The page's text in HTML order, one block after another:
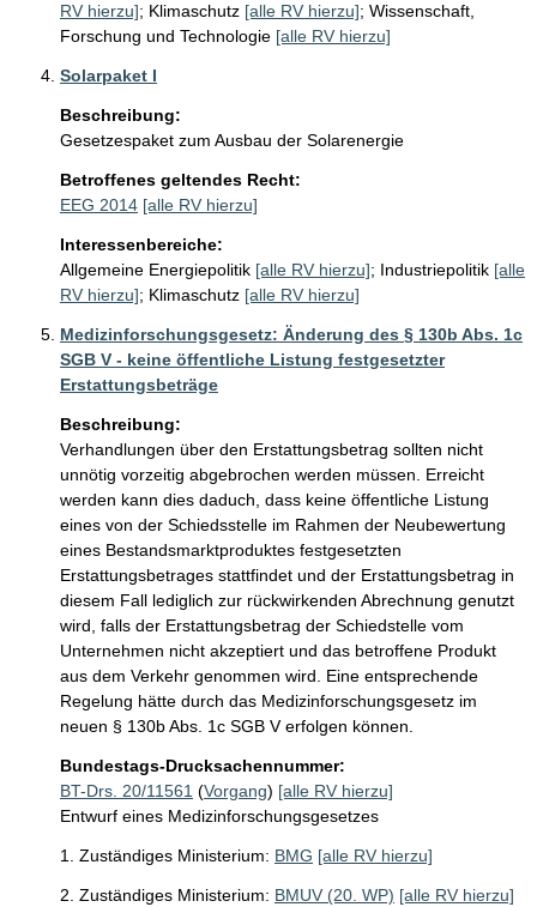
RV hierzu]; Klimaschutz [alle RV hierzu]; Wissenschaft,
Forschung und Technologie [alle RV hierzu]
Solarpaket I
Beschreibung:
Gesetzespaket zum Ausbau der Solarenergie
Betroffenes geltendes Recht:
EEG 2014 [alle RV hierzu]
Interessenbereiche:
Allgemeine Energiepolitik [alle RV hierzu]; Industriepolitik [alle
RV hierzu]; Klimaschutz [alle RV hierzu]
Medizinforschungsgesetz: Änderung des § 130b Abs. 1c
SGB V - keine öffentliche Listung festgesetzter
Erstattungsbeträge
Beschreibung:
Verhandlungen über den Erstattungsbetrag sollten nicht
unnötig vorzeitig abgebrochen werden müssen. Erreicht
werden kann dies daduch, dass keine öffentliche Listung
eines von der Schiedsstelle im Rahmen der Neubewertung
eines Bestandsmarktproduktes festgesetzten
Erstattungsbetrages stattfindet und der Erstattungsbetrag in
diesem Fall lediglich zur rückwirkenden Abrechnung genutzt
wird, falls der Erstattungsbetrag der Schiedstelle vom
Unternehmen nicht akzeptiert und das betroffene Produkt
aus dem Verkehr genommen wird. Eine entsprechende
Regelung hätte durch das Medizinforschungsgesetz im
neuen § 130b Abs. 1c SGB V erfolgen können.
Bundestags-Drucksachennummer:
BT-Drs. 20/11561 (Vorgang) [alle RV hierzu]
Entwurf eines Medizinforschungsgesetzes
1. Zuständiges Ministerium: BMG [alle RV hierzu]
2. Zuständiges Ministerium: BMUV (20. WP) [alle RV hierzu]